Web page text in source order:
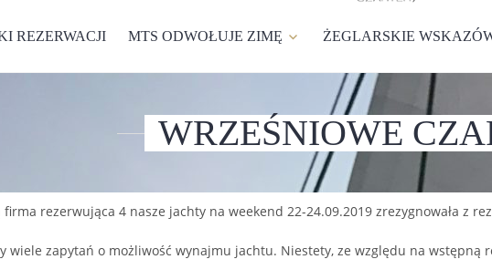
REZERWACJI MTS ODWOŁUJE ZIMĘ ŻEGLARSKIE
WRZEŚNIOWE
rezerwująca 4 nasze jachty na weekend 22-24.09.2019 zrezygnowała z
wiele zapytań o możliwość wynajmu jachtu. Niestety, ze względu na wstępną